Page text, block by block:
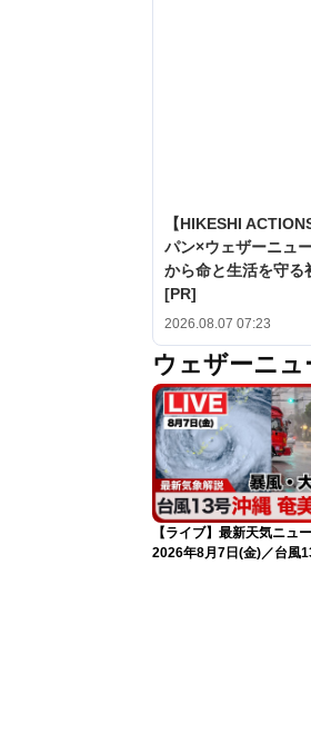
【HIKESHI
パン×ウェザーニュ
から命と生活を守
[PR]
2026.08.07 07:23
ウェザーニ
【ライブ】最新天気ニュ
2026年8月7日(金)／台風